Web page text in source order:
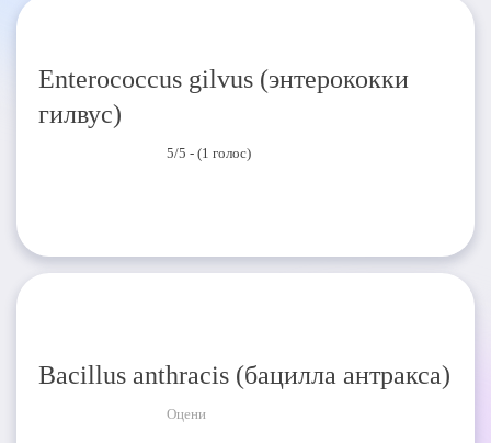
Enterococcus gilvus (энтерококки
гилвус)
5/5 - (1 голос)
Bacillus anthracis (бацилла антракса)
Оцени